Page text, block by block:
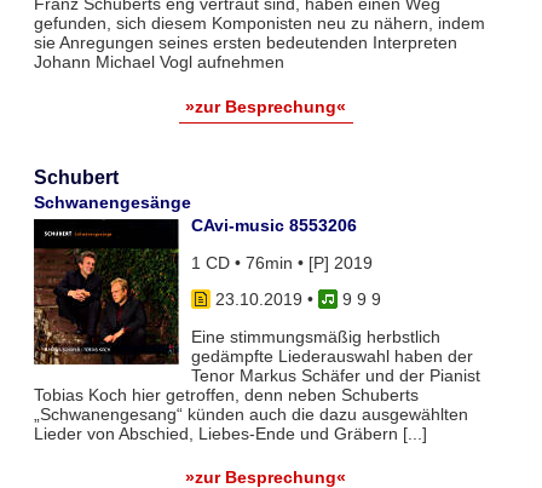
Franz Schuberts eng vertraut sind, haben einen Weg
gefunden, sich diesem Komponisten neu zu nähern, indem
sie Anregungen seines ersten bedeutenden Interpreten
Johann Michael Vogl aufnehmen
»zur Besprechung«
Schubert
Schwanengesänge
CAvi-music 8553206
1 CD • 76min • [P] 2019
23.10.2019 •
9 9 9
Eine stimmungsmäßig herbstlich
gedämpfte Liederauswahl haben der
Tenor Markus Schäfer und der Pianist
Tobias Koch hier getroffen, denn neben Schuberts
„Schwanengesang“ künden auch die dazu ausgewählten
Lieder von Abschied, Liebes-Ende und Gräbern [...]
»zur Besprechung«